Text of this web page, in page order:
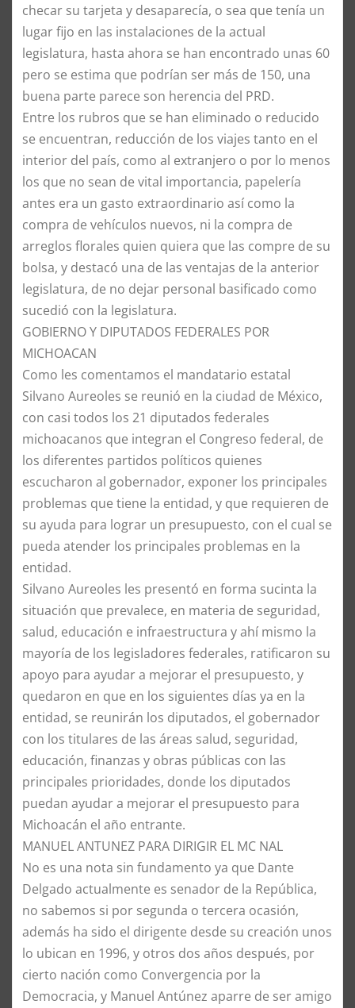
checar su tarjeta y desaparecía, o sea que tenía un
lugar fijo en las instalaciones de la actual
legislatura, hasta ahora se han encontrado unas 60
pero se estima que podrían ser más de 150, una
buena parte parece son herencia del PRD.
Entre los rubros que se han eliminado o reducido
se encuentran, reducción de los viajes tanto en el
interior del país, como al extranjero o por lo menos
los que no sean de vital importancia, papelería
antes era un gasto extraordinario así como la
compra de vehículos nuevos, ni la compra de
arreglos florales quien quiera que las compre de su
bolsa, y destacó una de las ventajas de la anterior
legislatura, de no dejar personal basificado como
sucedió con la legislatura.
GOBIERNO Y DIPUTADOS FEDERALES POR
MICHOACAN
Como les comentamos el mandatario estatal
Silvano Aureoles se reunió en la ciudad de México,
con casi todos los 21 diputados federales
michoacanos que integran el Congreso federal, de
los diferentes partidos políticos quienes
escucharon al gobernador, exponer los principales
problemas que tiene la entidad, y que requieren de
su ayuda para lograr un presupuesto, con el cual se
pueda atender los principales problemas en la
entidad.
Silvano Aureoles les presentó en forma sucinta la
situación que prevalece, en materia de seguridad,
salud, educación e infraestructura y ahí mismo la
mayoría de los legisladores federales, ratificaron su
apoyo para ayudar a mejorar el presupuesto, y
quedaron en que en los siguientes días ya en la
entidad, se reunirán los diputados, el gobernador
con los titulares de las áreas salud, seguridad,
educación, finanzas y obras públicas con las
principales prioridades, donde los diputados
puedan ayudar a mejorar el presupuesto para
Michoacán el año entrante.
MANUEL ANTUNEZ PARA DIRIGIR EL MC NAL
No es una nota sin fundamento ya que Dante
Delgado actualmente es senador de la República,
no sabemos si por segunda o tercera ocasión,
además ha sido el dirigente desde su creación unos
lo ubican en 1996, y otros dos años después, por
cierto nación como Convergencia por la
Democracia, y Manuel Antúnez aparre de ser amigo